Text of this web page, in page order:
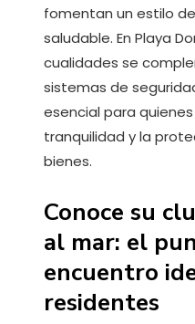
fomentan un estilo
saludable. En Playa
cualidades se
sistemas de
esencial para
tranquilidad y la
bienes.
Conoce su
al mar: el
encuentro
residentes